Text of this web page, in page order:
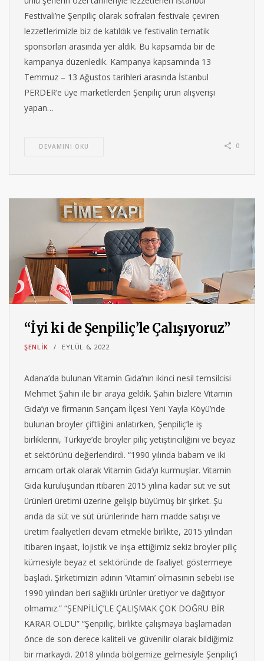
Festivali’ne Şenpiliç olarak sofraları festivale çeviren
lezzetlerimizle biz de katıldık ve festivalin tematik
sponsorları arasında yer aldık. Bu kapsamda bir de
kampanya düzenledik. Kampanya kapsamında 13
Temmuz – 13 Ağustos tarihleri arasında İstanbul
PERDER’e üye marketlerden Şenpiliç ürün alışverişi
yapan…
DEVAMINI OKU 0
“İyi ki de Şenpiliç’le Çalışıyoruz”
ŞENLIK EYLÜL 6, 2022
Adana’da bulunan Vitamin Gıda’nın ikinci nesil temsilcisi
Mehmet Şahin ile bir araya geldik. Şahin bizlere Vitamin
Gıda’yı ve firmanın Sarıçam İlçesi Yeni Yayla Köyü’nde
bulunan broyler çiftliğini anlatırken, Şenpiliç’le iş
birliklerini, Türkiye’de broyler piliç yetiştiriciliğini ve beyaz
et sektörünü değerlendirdi. “1990 yılında babam ve iki
amcam ortak olarak Vitamin Gıda’yı kurmuşlar. Vitamin
Gıda kuruluşundan itibaren 2015 yılına kadar süt ve süt
ürünleri üretimi üzerine gelişip büyümüş bir şirket. Şu
anda da süt ve süt ürünlerinde ham madde satışı ve
üretim faaliyetleri devam etmekle birlikte, 2015 yılından
itibaren inşaat, lojistik ve inşa ettiğimiz sekiz broyler piliç
kümesiyle beyaz et sektöründe de faaliyet göstermeye
başladı. Şirketimizin adının ‘Vitamin’ olmasının sebebi ise
1990 yılından beri sağlıklı ürünler üretiyor ve dağıtıyor
olmamız.” “ŞENPİLİÇ’LE ÇALIŞMAK ÇOK DOĞRU BİR
KARAR OLDU” “Şenpiliç, birlikte çalışmaya başlamadan
önce de son derece kaliteli ve güvenilir olarak bildiğimiz
bir markaydı. 2018 yılında bölgemize gelmesiyle Şenpiliç’i